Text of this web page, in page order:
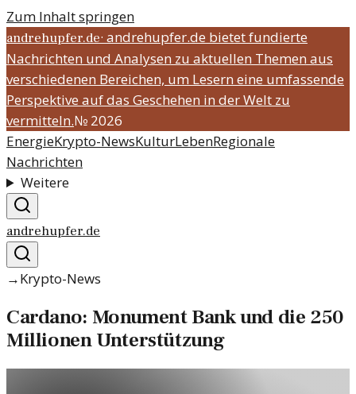
Zum Inhalt springen
andrehupfer.de· andrehupfer.de bietet fundierte
Nachrichten und Analysen zu aktuellen Themen aus
verschiedenen Bereichen, um Lesern eine umfassende
Perspektive auf das Geschehen in der Welt zu
vermitteln.№ 2026
EnergieKrypto-NewsKulturLebenRegionale
Nachrichten
Weitere
andrehupfer.de
→Krypto-News
Cardano: Monument Bank und die 250
Millionen Unterstützung